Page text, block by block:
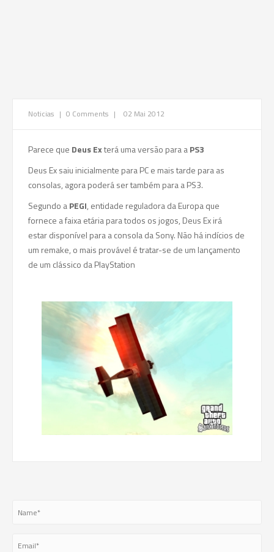
Noticias | 0 Comments | 02 Mai 2012
Parece que Deus Exterá uma versão para aPS3
Deus Ex saiu inicialmente para PC e mais tarde para as
consolas, agora poderá ser também para a PS3.
Segundo aPEGI, entidade reguladora da Europa que
fornece a faixa etária para todos os jogos, Deus Ex irá
estar disponível para a consola da Sony. Não há indícios de
um remake, o mais provável é tratar-se de um lançamento
de um clássico da PlayStation